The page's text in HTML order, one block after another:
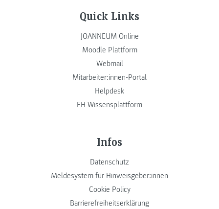
Quick Links
JOANNEUM Online
Moodle Plattform
Webmail
Mitarbeiter:innen-Portal
Helpdesk
FH Wissensplattform
Infos
Datenschutz
Meldesystem für Hinweisgeber:innen
Cookie Policy
Barrierefreiheitserklärung